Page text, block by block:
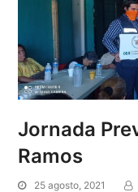
Jornada
Ramos
25 agosto, 2021